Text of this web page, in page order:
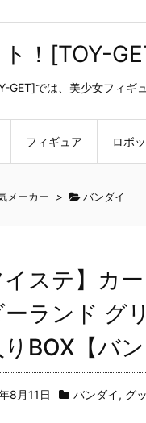
ト！[TOY-
GET]では、美少女フィギ
フィギュア ロボ
メーカー > バンダイ
イステ】カ
ーランド グ
りBOX【バ
8月11日 バンダイ, グ